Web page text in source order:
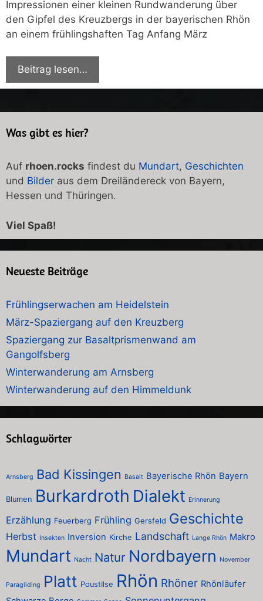
Impressionen einer kleinen Rundwanderung über
den Gipfel des Kreuzbergs in der bayerischen Rhön
an einem frühlingshaften Tag Anfang März
Beitrag lesen…
Was gibt es hier?
Auf rhoen.rocks findest du Mundart, Geschichten
und Bilder aus dem Dreiländereck von Bayern,
Hessen und Thüringen.
Viel Spaß!
Neueste Beiträge
Frühlingserwachen am Heidelstein
März-Spaziergang auf den Kreuzberg
Spaziergang zur Basaltprismenwand am
Gangolfsberg
Winterwanderung am Arnsberg
Winterwanderung auf den Himmeldunk
Schlagwörter
Arnsberg Bad Kissingen Basalt Bayerische Rhön Bayern
Blumen Burkardroth Dialekt Erinnerung
Erzählung Feuerberg Frühling Gersfeld Geschichte
Herbst Insekten Inversion Kirche Landschaft Lange Rhön Makro
Mundart Nacht Natur Nordbayern November
Paragliding Platt PoustIlse Rhön Rhöner Rhönläufer